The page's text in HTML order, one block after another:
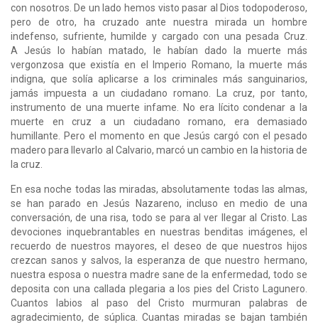
con nosotros. De un lado hemos visto pasar al Dios todopoderoso,
pero de otro, ha cruzado ante nuestra mirada un hombre
indefenso, sufriente, humilde y cargado con una pesada Cruz.
A Jesús lo habían matado, le habían dado la muerte más
vergonzosa que existía en el Imperio Romano, la muerte más
indigna, que solía aplicarse a los criminales más sanguinarios,
jamás impuesta a un ciudadano romano. La cruz, por tanto,
instrumento de una muerte infame. No era lícito condenar a la
muerte en cruz a un ciudadano romano, era demasiado
humillante. Pero el momento en que Jesús cargó con el pesado
madero para llevarlo al Calvario, marcó un cambio en la historia de
la cruz.
En esa noche todas las miradas, absolutamente todas las almas,
se han parado en Jesús Nazareno, incluso en medio de una
conversación, de una risa, todo se para al ver llegar al Cristo. Las
devociones inquebrantables en nuestras benditas imágenes, el
recuerdo de nuestros mayores, el deseo de que nuestros hijos
crezcan sanos y salvos, la esperanza de que nuestro hermano,
nuestra esposa o nuestra madre sane de la enfermedad, todo se
deposita con una callada plegaria a los pies del Cristo Lagunero.
Cuantos labios al paso del Cristo murmuran palabras de
agradecimiento, de súplica. Cuantas miradas se bajan también